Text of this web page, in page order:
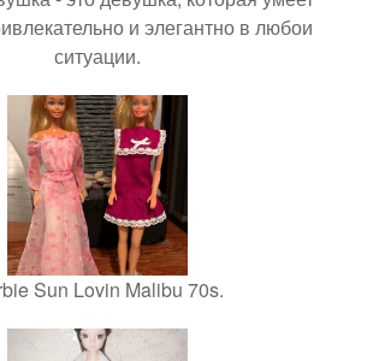
и элегантно в любои
ситуации.
Sun Lovin Malibu 70s.